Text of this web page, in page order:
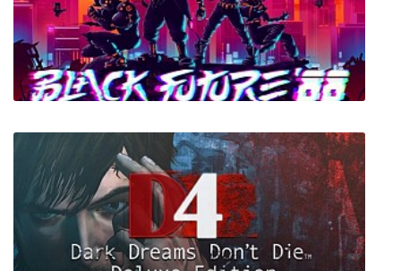
Orwell's Animal Farm
Black Future '88